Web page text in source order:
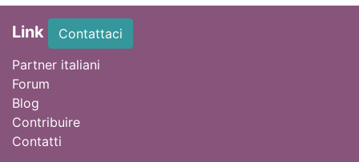
Link
Contattaci
Partner italiani
Forum
Blog
Contribuire
Contatti